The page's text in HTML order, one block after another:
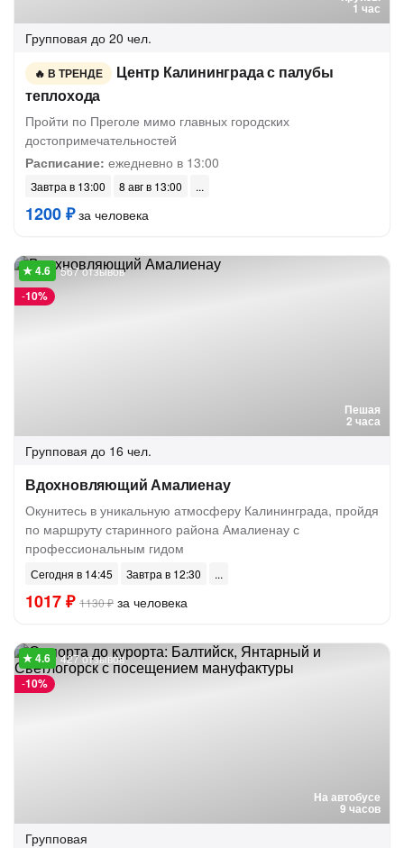
1 час
Групповая до 20 чел.
В ТРЕНДЕ
Центр Калининграда с палубы
теплохода
Пройти по Преголе мимо главных городских
достопримечательностей
Расписание: ежедневно в 13:00
Завтра в 13:00 8 авг в 13:00
1200 ₽за человека
Пешая
2 часа
-10%
567 отзывов
Групповая до 16 чел.
Вдохновляющий Амалиенау
Окунитесь в уникальную атмосферу Калининграда, пройдя
по маршруту старинного района Амалиенау с
профессиональным гидом
Сегодня в 14:45 Завтра в 12:30
1017 ₽ 1130 ₽ за человека
На автобусе
9 часов
-10%
427 отзывов
Групповая